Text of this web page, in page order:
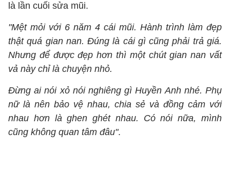
là lần cuối sửa mũi.
"Mệt mỏi với 6 năm 4 cái mũi. Hành trình làm đẹp
thật quá gian nan. Đúng là cái gì cũng phải trả giá.
Nhưng để được đẹp hơn thì một chút gian nan vất
vả này chỉ là chuyện nhỏ.
Đừng ai nói xỏ nói nghiêng gì Huyền Anh nhé. Phụ
nữ là nên bảo vệ nhau, chia sẻ và đồng cảm với
nhau hơn là ghen ghét nhau. Có nói nữa, mình
cũng không quan tâm đâu".